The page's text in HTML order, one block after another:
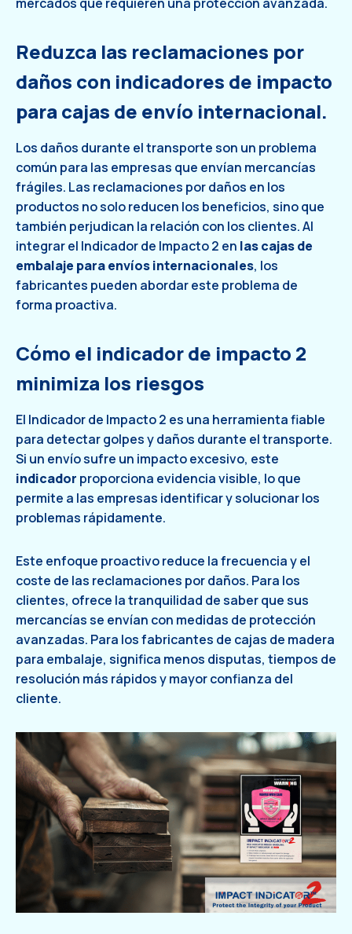
Reduzca las reclamaciones por
daños con indicadores de impacto
para cajas de envío internacional.
Los daños durante el transporte son un problema
común para las empresas que envían mercancías
frágiles. Las reclamaciones por daños en los
productos no solo reducen los beneficios, sino que
también perjudican la relación con los clientes. Al
integrar el Indicador de Impacto 2 en las cajas de
embalaje para envíos internacionales, los
fabricantes pueden abordar este problema de
forma proactiva.
Cómo el indicador de impacto 2
minimiza los riesgos
El Indicador de Impacto 2 es una herramienta fiable
para detectar golpes y daños durante el transporte.
Si un envío sufre un impacto excesivo, este
indicador proporciona evidencia visible, lo que
permite a las empresas identificar y solucionar los
problemas rápidamente.
Este enfoque proactivo reduce la frecuencia y el
coste de las reclamaciones por daños. Para los
clientes, ofrece la tranquilidad de saber que sus
mercancías se envían con medidas de protección
avanzadas. Para los fabricantes de cajas de madera
para embalaje, significa menos disputas, tiempos de
resolución más rápidos y mayor confianza del
cliente.